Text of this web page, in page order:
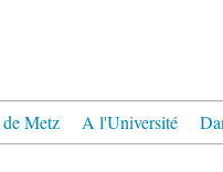
Metz A l'Université